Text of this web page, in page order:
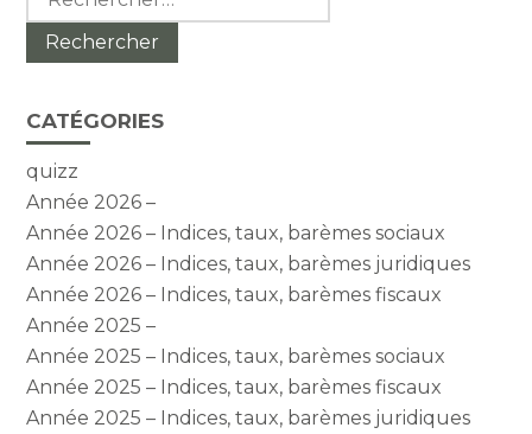
CATÉGORIES
quizz
Année 2026 –
Année 2026 – Indices, taux, barèmes sociaux
Année 2026 – Indices, taux, barèmes juridiques
Année 2026 – Indices, taux, barèmes fiscaux
Année 2025 –
Année 2025 – Indices, taux, barèmes sociaux
Année 2025 – Indices, taux, barèmes fiscaux
Année 2025 – Indices, taux, barèmes juridiques